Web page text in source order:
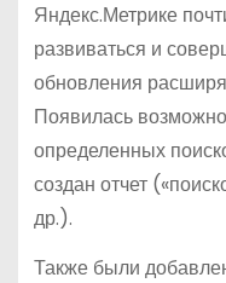
Яндекс.Метрике
развиваться и
обновления
Появилась
определенных
создан отчет
др.).
Также были